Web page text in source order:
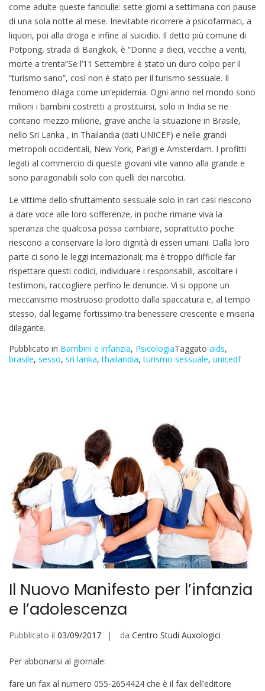
come adulte queste fanciulle: sette giorni a settimana con pause
di una sola notte al mese. Inevitabile ricorrere a psicofarmaci, a
liquori, poi alla droga e infine al suicidio. Il detto più comune di
Potpong, strada di Bangkok, è “Donne a dieci, vecchie a venti,
morte a trenta”Se l’11 Settembre è stato un duro colpo per il
“turismo sano”, così non è stato per il turismo sessuale. Il
fenomeno dilaga come un’epidemia. Ogni anno nel mondo sono
milioni i bambini costretti a prostituirsi, solo in India se ne
contano mezzo milione, grave anche la situazione in Brasile,
nello Sri Lanka , in Thailandia (dati UNICEF) e nelle grandi
metropoli occidentali, New York, Parigi e Amsterdam. I profitti
legati al commercio di queste giovani vite vanno alla grande e
sono paragonabili solo con quelli dei narcotici.
Le vittime dello sfruttamento sessuale solo in rari casi riescono
a dare voce alle loro sofferenze, in poche rimane viva la
speranza che qualcosa possa cambiare, soprattutto poche
riescono a conservare la loro dignità di esseri umani. Dalla loro
parte ci sono le leggi internazionali; ma è troppo difficile far
rispettare questi codici, individuare i responsabili, ascoltare i
testimoni, raccogliere perfino le denuncie. Vi si oppone un
meccanismo mostruoso prodotto dalla spaccatura e, al tempo
stesso, dal legame fortissimo tra benessere crescente e miseria
dilagante.
Pubblicato in Bambini e infanzia, PsicologiaTaggato aids,
brasile, sesso, sri lanka,thailandia,turismo sessuale, unicedf
Il Nuovo Manifesto per l’infanzia
e l’adolescenza
Pubblicato il 03/09/2017 da Centro Studi Auxologici
Per abbonarsi al giornale:
fare un fax al numero 055-2654424 che è il fax dell’editore